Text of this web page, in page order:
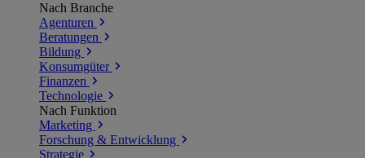
Nach Branche
Agenturen
Beratungen
Bildung
Konsumgüter
Finanzen
Technologie
Nach Funktion
Marketing
Forschung & Entwicklung
Strategie